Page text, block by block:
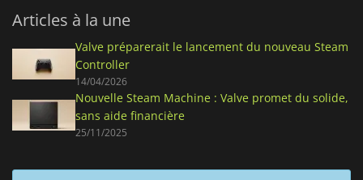
Articles à la une
Valve préparerait le lancement du nouveau Steam
Controller
14/04/2026
Nouvelle Steam Machine : Valve promet du solide,
sans aide financière
25/11/2025